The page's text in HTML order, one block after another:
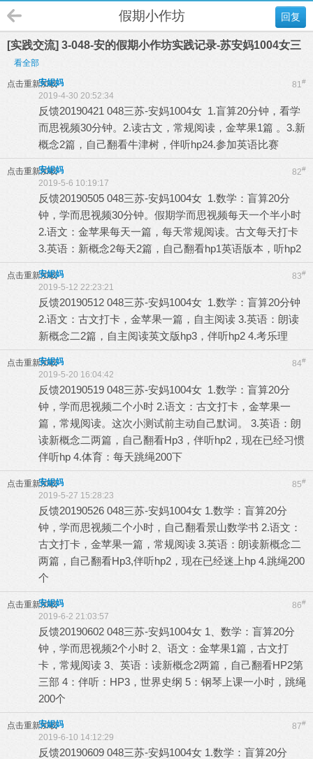
回复
假期小作坊
[实践交流] 3-048-安的假期小作坊实践记录-苏安妈1004女三
看全部
点击重新加载 81#
安妮妈
2019-4-30 20:52:34
反馈20190421 048三苏-安妈1004女 1.盲算20分钟，看学
而思视频30分钟。2.读古文，常规阅读，金苹果1篇 。3.新
概念2篇，自己翻看牛津树，伴听hp24.参加英语比赛
点击重新加载 82#
安妮妈
2019-5-6 10:19:17
反馈20190505 048三苏-安妈1004女 1.数学：盲算20分
钟，学而思视频30分钟。假期学而思视频每天一个半小时
2.语文：金苹果每天一篇，每天常规阅读。古文每天打卡
3.英语：新概念2每天2篇，自己翻看hp1英语版本，听hp2
点击重新加载 83#
安妮妈
2019-5-12 22:23:21
反馈20190512 048三苏-安妈1004女 1.数学：盲算20分钟
2.语文：古文打卡，金苹果一篇，自主阅读 3.英语：朗读
新概念二2篇，自主阅读英文版hp3，伴听hp2 4.考乐理
点击重新加载 84#
安妮妈
2019-5-20 16:04:42
反馈20190519 048三苏-安妈1004女 1.数学：盲算20分
钟，学而思视频二个小时 2.语文：古文打卡，金苹果一
篇，常规阅读。这次小测试前主动自己默词。 3.英语：朗
读新概念二两篇，自己翻看Hp3，伴听hp2，现在已经习惯
伴听hp 4.体育：每天跳绳200下
点击重新加载 85#
安妮妈
2019-5-27 15:28:23
反馈20190526 048三苏-安妈1004女 1.数学：盲算20分
钟，学而思视频二个小时，自己翻看景山数学书 2.语文：
古文打卡，金苹果一篇，常规阅读 3.英语：朗读新概念二
两篇，自己翻看Hp3,伴听hp2，现在已经迷上hp 4.跳绳200
个
点击重新加载 86#
安妮妈
2019-6-2 21:03:57
反馈20190602 048三苏-安妈1004女 1、数学：盲算20分
钟，学而思视频2个小时 2、语文：金苹果1篇，古文打
卡，常规阅读 3、英语：读新概念2两篇，自己翻看HP2第
三部 4：伴听：HP3，世界史纲 5：钢琴上课一小时，跳绳
200个
点击重新加载 87#
安妮妈
2019-6-10 14:12:29
反馈20190609 048三苏-安妈1004女 1.数学：盲算20分